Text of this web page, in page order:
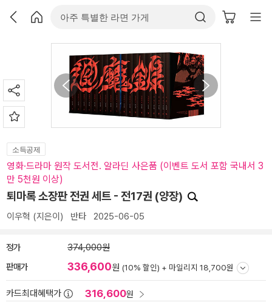
소득공제
영화·드라마 원작 도서전. 알라딘 사은품 (이벤트 도서 포함 국내서 3
만 5천원 이상)
퇴마록 소장판 전권 세트 - 전17권 (양장)
이우혁 (지은이) 반타 2025-06-05
정가 374,000원
판매가 336,600원 (10% 할인) + 마일리지 18,700원
카드최대혜택가 316,600원